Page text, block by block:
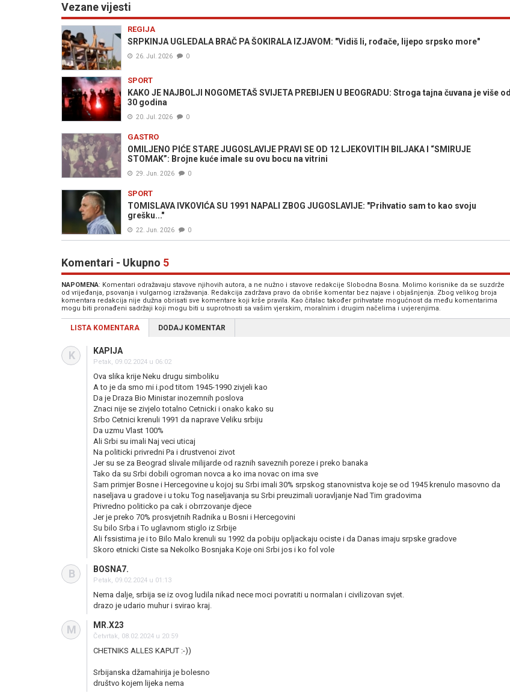
Vezane vijesti
REGIJA
SRPKINJA UGLEDALA BRAČ PA ŠOKIRALA IZJAVOM: "Vidiš li, rođače, lijepo srpsko more"
26. Jul. 2026 0
SPORT
KAKO JE NAJBOLJI NOGOMETAŠ SVIJETA PREBIJEN U BEOGRADU: Stroga tajna čuvana je više od
30 godina
20. Jul. 2026 0
GASTRO
OMILJENO PIĆE STARE JUGOSLAVIJE PRAVI SE OD 12 LJEKOVITIH BILJAKA I “SMIRUJE
STOMAK”: Brojne kuće imale su ovu bocu na vitrini
29. Jun. 2026 0
SPORT
TOMISLAVA IVKOVIĆA SU 1991 NAPALI ZBOG JUGOSLAVIJE: "Prihvatio sam to kao svoju
grešku..."
22. Jun. 2026 0
Komentari - Ukupno 5
NAPOMENA: Komentari odražavaju stavove njihovih autora, a ne nužno i stavove redakcije Slobodna Bosna. Molimo korisnike da se suzdrže
od vrijeđanja, psovanja i vulgarnog izražavanja. Redakcija zadržava pravo da obriše komentar bez najave i objašnjenja. Zbog velikog broja
komentara redakcija nije dužna obrisati sve komentare koji krše pravila. Kao čitalac također prihvatate mogućnost da među komentarima
mogu biti pronađeni sadržaji koji mogu biti u suprotnosti sa vašim vjerskim, moralnim i drugim načelima i uvjerenjima.
LISTA KOMENTARA DODAJ KOMENTAR
K KAPIJA
Petak, 09.02.2024 u 06:02
Ova slika krije Neku drugu simboliku
A to je da smo mi i.pod titom 1945-1990 zivjeli kao
Da je Draza Bio Ministar inozemnih poslova
Znaci nije se zivjelo totalno Cetnicki i onako kako su
Srbo Cetnici krenuli 1991 da naprave Veliku srbiju
Da uzmu Vlast 100%
Ali Srbi su imali Naj veci uticaj
Na politicki privredni Pa i drustvenoi zivot
Jer su se za Beograd slivale milijarde od raznih saveznih poreze i preko banaka
Tako da su Srbi dobili ogroman novca a ko ima novac on ima sve
Sam primjer Bosne i Hercegovine u kojoj su Srbi imali 30% srpskog stanovnistva koje se od 1945 krenulo masovno da
naseljava u gradove i u toku Tog naseljavanja su Srbi preuzimali uoravljanje Nad Tim gradovima
Privredno politicko pa cak i obrrzovanje djece
Jer je preko 70% prosvjetnih Radnika u Bosni i Hercegovini
Su bilo Srba i To uglavnom stiglo iz Srbije
Ali fssistima je i to Bilo Malo krenuli su 1992 da pobiju opljackaju ociste i da Danas imaju srpske gradove
Skoro etnicki Ciste sa Nekolko Bosnjaka Koje oni Srbi jos i ko fol vole
B BOSNA7.
Petak, 09.02.2024 u 01:13
Nema dalje, srbija se iz ovog ludila nikad nece moci povratiti u normalan i civilizovan svjet.
drazo je udario muhur i svirao kraj.
M MR.X23
Četvrtak, 08.02.2024 u 20:59
CHETNIKS ALLES KAPUT :-))
Srbijanska džamahirija je bolesno
društvo kojem lijeka nema